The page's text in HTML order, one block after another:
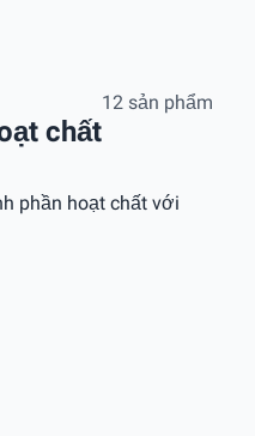
chất
12 sản phẩm
phần hoạt chất với